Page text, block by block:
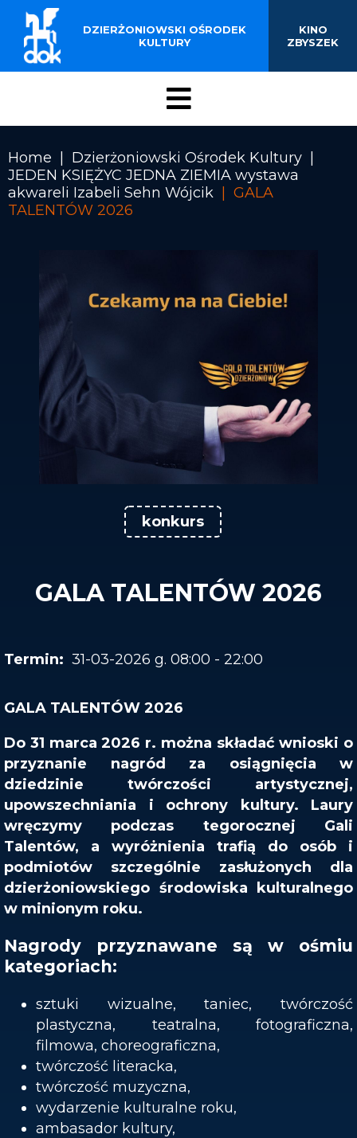
Przejdź
treści
Menu
DOK
BUDYNKU KINOTEATRU
„ZBYSZEK” W
DZIERŻONIOWIE
DZIERŻONIOWSKI OŚRODEK
KULTURY
KINO
ZBYSZEK
Ścieżka
nawigacyjna
Home
Dzierżoniowski Ośrodek Kultury
JEDEN KSIĘŻYC JEDNA ZIEMIA wystawa
akwareli Izabeli Sehn Wójcik
GALA
TALENTÓW 2026
konkurs
GALA TALENTÓW 2026
31-03-2026 g. 08:00 - 22:00
GALA TALENTÓW 2026
Do 31 marca 2026 r. można składać wnioski o
przyznanie nagród za osiągnięcia w
dziedzinie twórczości artystycznej,
upowszechniania i ochrony kultury. Laury
wręczymy podczas tegorocznej Gali
Talentów, a wyróżnienia trafią do osób i
podmiotów szczególnie zasłużonych dla
dzierżoniowskiego środowiska kulturalnego
w minionym roku.
Nagrody przyznawane są w ośmiu
kategoriach:
sztuki wizualne, taniec, twórczość
plastyczna, teatralna, fotograficzna,
filmowa, choreograficzna,
twórczość literacka,
twórczość muzyczna,
wydarzenie kulturalne roku,
ambasador kultury,